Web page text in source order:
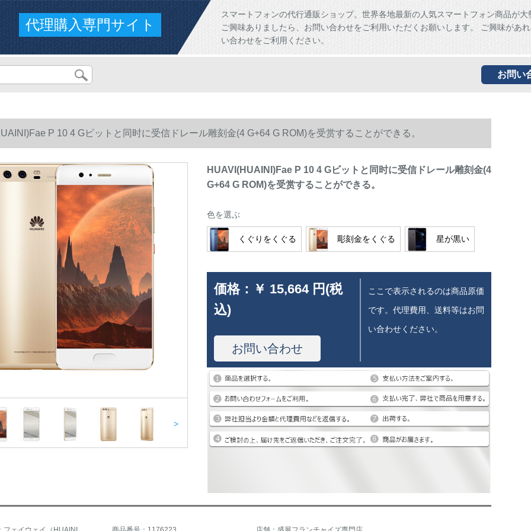
代理購入専門サイト
スマートフォンの代行通販ショップ。世界各地最新の人気スマートフォン商品が大
ご興味ありましたら、お問い合わせをご利用いただくお願いします。 ご興味があ
い合わせをご利用ください。
お問い
P 10 4 Gビットと同时に受信ドレール雕刻金(4 G+64 G ROM)を受赏することができる。
>
HUAVI(HUAINI)Fae P 10 4 Gビットと同时に受信ドレール雕刻金(4
G+64 G ROM)を受赏することができる。
色を選ぶ
くぐりをくぐる 彫刻金をくぐる 星が黒い
価格： ￥ 15,664 円(税
込)
お問い合わせ
ここで表示されるのは商品原価
です。代理費用、送料等はお問
い合わせください。